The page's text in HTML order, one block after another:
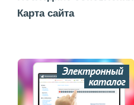
Карта сайта